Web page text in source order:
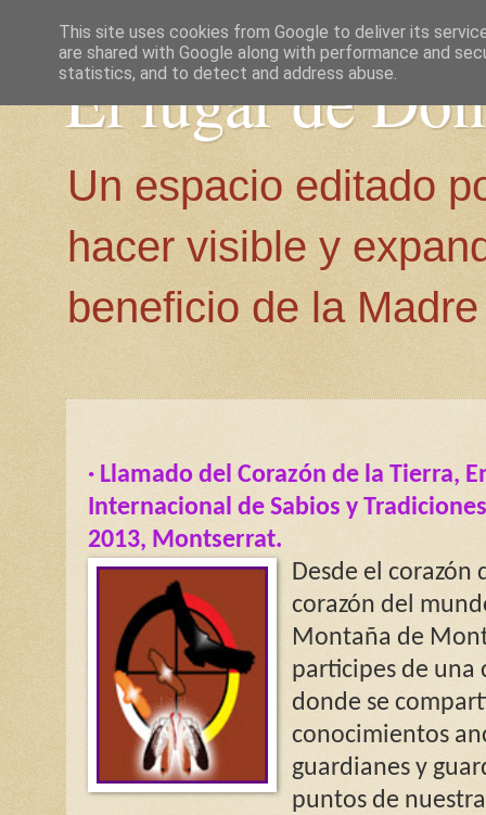
El lugar de
Un espacio editado
hacer visible y
beneficio de la
· Llamado del Corazón de la Tierra,
Internacional de Sabios y
2013, Montserrat.
Desde el corazón
corazón del
Montaña de
participes de
donde se
conocimientos
guardianes y
puntos de
This site uses cookies from Google to deliver its
are shared with Google along with performance and
statistics, and to detect and address abuse.